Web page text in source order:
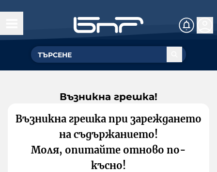
Възникна грешка!
Възникна грешка при зареждането
на съдържанието!
Моля, опитайте отново по-
късно!